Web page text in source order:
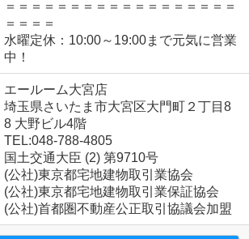
＝＝＝＝＝＝＝＝＝＝＝＝＝＝＝＝＝＝
＝＝＝＝
水曜定休：10:00～19:00まで元気に営業
中！
エールーム大宮店
埼玉県さいたま市大宮区大門町２丁目8
8 大野ビル4階
TEL:048-788-4805
国土交通大臣 (2) 第9710号
(公社)東京都宅地建物取引業協会
(公社)東京都宅地建物取引業保証協会
(公社)首都圏不動産公正取引協議会加盟